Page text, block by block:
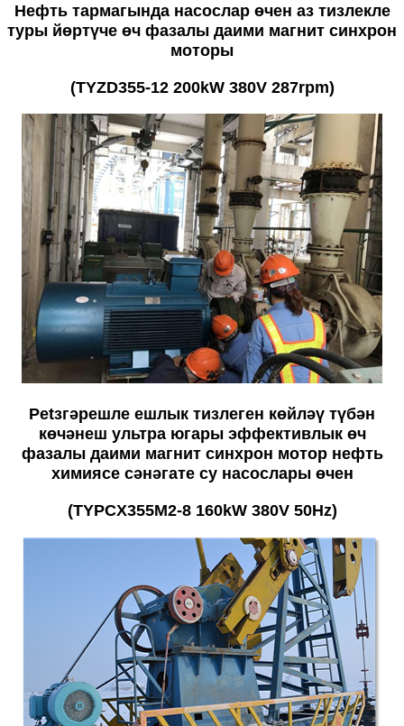
Нефть тармагында насослар өчен аз тизлекле
туры йөртүче өч фазалы даими магнит синхрон
моторы
(TYZD355-12 200kW 380V 287rpm)
Petзгәрешле ешлык тизлеген көйләү түбән
көчәнеш ультра югары эффективлык өч
фазалы даими магнит синхрон мотор нефть
химиясе сәнәгате су насослары өчен
(TYPCX355M2-8 160kW 380V 50Hz)